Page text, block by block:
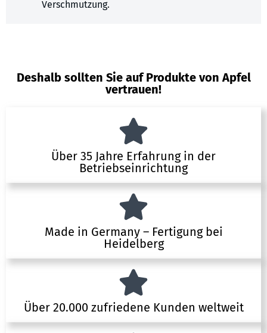
Verschmutzung.
Deshalb sollten Sie auf Produkte von Apfel
vertrauen!
Über 35 Jahre Erfahrung in der
Betriebseinrichtung
Made in Germany – Fertigung bei
Heidelberg
Über 20.000 zufriedene Kunden weltweit